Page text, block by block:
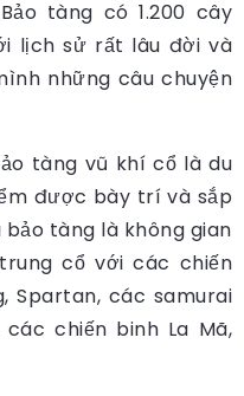
tàng có 1.200 cây
lịch sử rất lâu đời và
những câu chuyện
tàng vũ khí cổ là du
được bày trí và sắp
bảo tàng là không gian
cổ với các chiến
Spartan, các samurai
chiến binh La Mã,